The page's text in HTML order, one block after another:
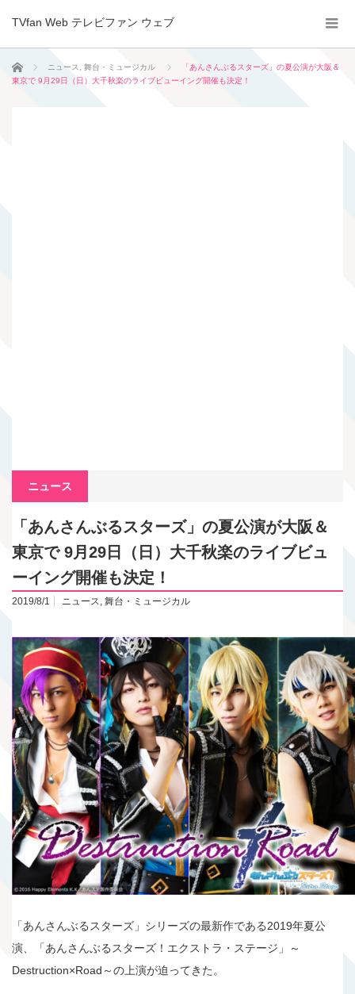
TVfan Web テレビファン ウェブ
ホーム ニュース 舞台・ミュージカル
「あんさんぶるスターズ」の夏公演が大阪＆
東京で 9月29日（日）大千秋楽のライブビューイング開催も決定！
ニュース
「あんさんぶるスターズ」の夏公演が大阪＆
東京で 9月29日（日）大千秋楽のライブビュ
ーイング開催も決定！
2019/8/1 ニュース, 舞台・ミュージカル
「あんさんぶるスターズ」シリーズの最新作である2019年夏公
演、「あんさんぶるスターズ！エクストラ・ステージ」～
Destruction×Road～の上演が迫ってきた。